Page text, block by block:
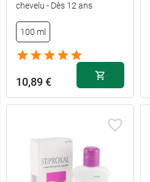
chevelu - Dès 12 ans
100 ml
10,89 €